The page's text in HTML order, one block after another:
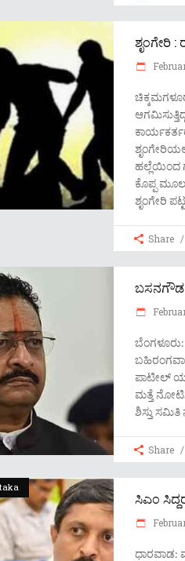
ಶೃಂಗೇರಿ
ಹಲ್ಲೆಯಿಂದ
ಕೊಪ್ಪ
ಶೃಂಗೇರಿ
Share
ಬಸನಗೌಡ
ಬೆಂಗಳೂರು:
ಪಾಟೀಲ್
ಮತ್ತೆ
ಶಿಸ್ತು
Share
ಸಿಎಂ
ಧಾರವಾಡ: